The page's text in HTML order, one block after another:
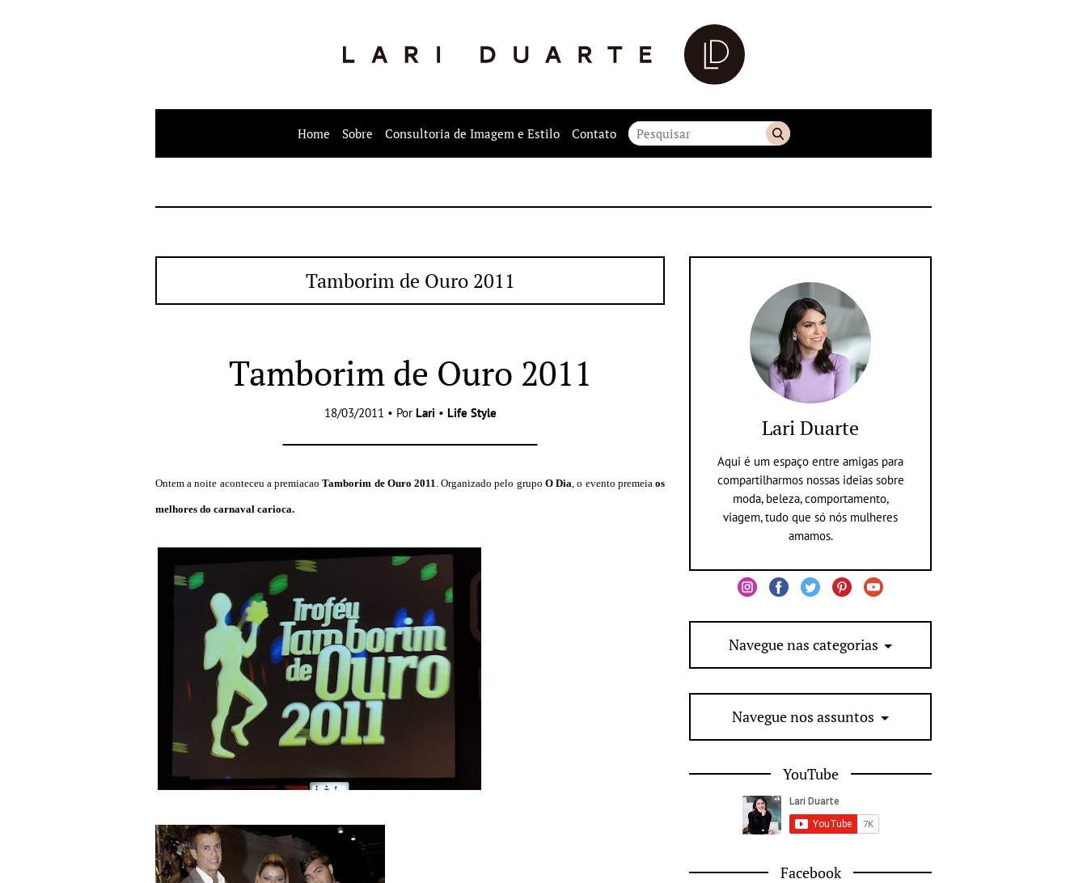
Home Sobre Consultoria de Imagem e Estilo Contato
Tamborim de Ouro 2011
Tamborim de Ouro 2011
18/03/2011 • Por Lari • Life Style
Ontem a noite aconteceu a premiacaoTamborim de Ouro 2011. Organizado pelo grupo O Dia, o evento premeiaos
melhores do carnaval carioca.
Lari Duarte
Aqui é um espaço entre amigas para
compartilharmos nossas ideias sobre
moda, beleza, comportamento,
viagem, tudo que só nós mulheres
amamos.
Navegue nas categorias
Navegue nos assuntos
YouTube
Facebook